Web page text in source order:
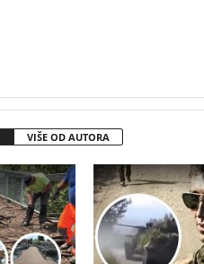
VIŠE OD AUTORA